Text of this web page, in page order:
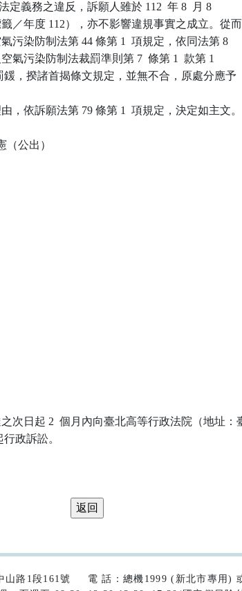
定義務之違反，訴願人雖於 112  年 8  月 8
籤／年度 112），亦不影響違規事實之成立。從而
污染防制法第 44 條第 1  項規定，依同法第 8
氣污染防制法裁罰準則第 7  條第 1  款第 1
鍰，揆諸首揭條文規定，並無不合，原處分應予
，依訴願法第 79 條第 1  項規定，決定如主文。
公出）
次日起 2  個月內向臺北高等行政法院（地址：
政訴訟。
山路1段161號
電 話：總機1999 (新北市專用)